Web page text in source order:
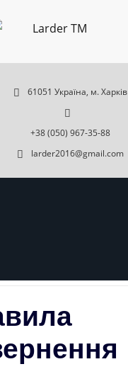
61051 Україна, м. Харків
+38 (050) 967-35-88
larder2016@gmail.com